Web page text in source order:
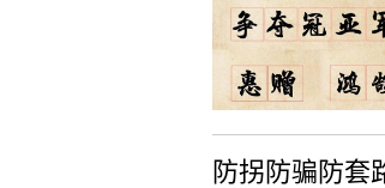
防拐防骗防套